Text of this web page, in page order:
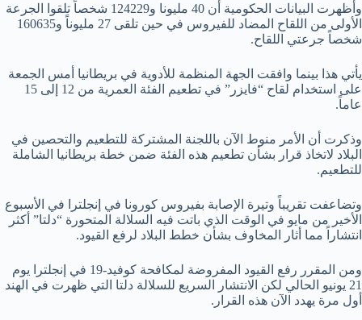
وأظهرت البيانات الحكومية أن 40 مليونا و124229 شخصاً تلقوا الجرعة
الأولى من اللقاح المضاد للفيروس في حين تلقى 27 مليوناً و160635
شخصاً جرعتي اللقاح.
يأتي هذا بينما وافقت الجهة المنظمة للأدوية في بريطانيا أمس الجمعة
على استخدام لقاح “فايزر” في تطعيم الفئة العمرية من 12 إلى 15
عاماً.
وذكرت أن الأمر منوط الآن باللجنة المشتركة للتطعيم والتحصين في
البلاد لاتخاذ قرار بشأن تطعيم هذه الفئة ضمن خطة بريطانيا الشاملة
للتطعيم.
وتضاعفت تقريباً وتيرة الإصابة بفيروس كورونا في إنجلترا في الأسبوع
الأخير من مايو في الوقت الذي باتت فيه السلالة المتحورة “دلتا” أكثر
انتشاراً مما أثار المخاوف بشأن خطط البلاد لرفع القيود.
ومن المقرر رفع القيود المفروضة لمكافحة كوفيد-19 في إنجلترا يوم
21 يونيو الحالي لكن الانتشار السريع للسلالة دلتا التي ظهرت في الهند
أول مرة يهدد الآن هذه القرار.